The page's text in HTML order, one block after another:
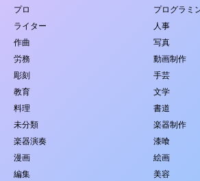
プロ
プログラミ
ライター
人事
作曲
写真
労務
動画制作
彫刻
手芸
教育
文学
料理
書道
未分類
楽器制作
楽器演奏
漆喰
漫画
絵画
編集
美容